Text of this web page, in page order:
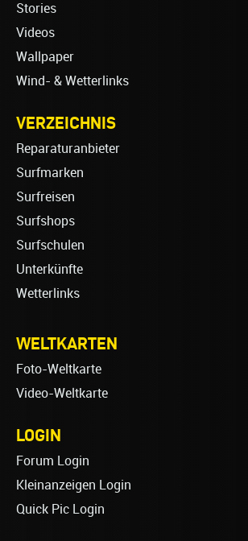
Stories
Videos
Wallpaper
Wind- & Wetterlinks
VERZEICHNIS
Reparaturanbieter
Surfmarken
Surfreisen
Surfshops
Surfschulen
Unterkünfte
Wetterlinks
WELTKARTEN
Foto-Weltkarte
Video-Weltkarte
LOGIN
Forum Login
Kleinanzeigen Login
Quick Pic Login